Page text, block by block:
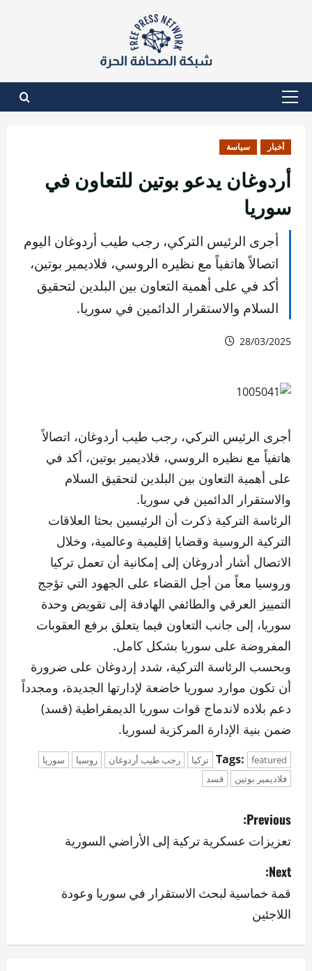
القائمة
أخبار سياسة
أردوغان يدعو بوتين للتعاون في
سوريا
أجرى الرئيس التركي، رجب طيب أردوغان اليوم
اتصالاً هاتفياً مع نظيره الروسي، فلاديمير بوتين،
أكد في على أهمية التعاون بين البلدين لتحقيق
السلام والاستقرار الدائمين في سوريا.
28/03/2025
أجرى الرئيس التركي، رجب طيب أردوغان، اتصالاً
هاتفياً مع نظيره الروسي، فلاديمير بوتين، أكد في
على أهمية التعاون بين البلدين لتحقيق السلام
والاستقرار الدائمين في سوريا.
الرئاسة التركية ذكرت أن الرئيسين بحثا العلاقات
التركية الروسية وقضايا إقليمية وعالمية، وخلال
الاتصال أشار أدروغان إلى إمكانية أن تعمل تركيا
وروسيا معاً من أجل القضاء على الجهود التي تؤجج
التمييز العرقي والطائفي الهادفة إلى تقويض وحدة
سوريا، إلى جانب التعاون فيما يتعلق برفع العقوبات
المفروضة على سوريا بشكل كامل.
وبحسب الرئاسة التركية، شدد إردوغان على ضرورة
أن تكون موارد سوريا خاضعة لإدارتها الجديدة، ومجدداً
دعم بلاده لاندماج قوات سوريا الديمقراطية (قسد)
ضمن بنية الإدارة المركزية لسوريا.
Tags: featured تركيا رجب طيب أردوغان روسيا
سوريا
فلاديمير بوتين
قسد
P
o
s
t
n
Previous:
تعزيزات عسكرية تركية إلى الأراضي السورية
Next:
قمة خماسية لبحث الاستقرار في سوريا وعودة
اللاجئين